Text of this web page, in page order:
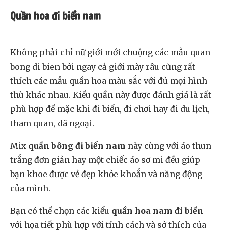
Quần hoa đi biển nam
Không phải chỉ nữ giới mới chuộng các mẫu quan
bong di bien bởi ngay cả giới mày râu cũng rất
thích các mẫu quần hoa màu sắc với đủ mọi hình
thù khác nhau. Kiểu quần này được đánh giá là rất
phù hợp để mặc khi đi biển, đi chơi hay đi du lịch,
tham quan, dã ngoại.
Mix quần bông đi biển nam này cùng với áo thun
trắng đơn giản hay một chiếc áo sơ mi đều giúp
bạn khoe được vẻ đẹp khỏe khoắn và năng động
của mình.
Bạn có thể chọn các kiểu quần hoa nam đi biển
với họa tiết phù hợp với tính cách và sở thích của